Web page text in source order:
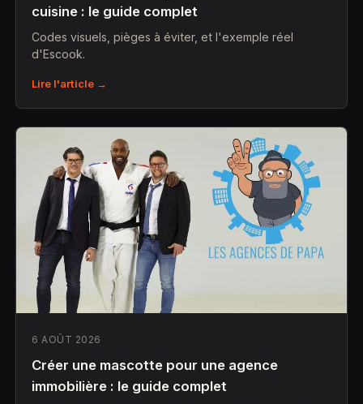
cuisine : le guide complet
Codes visuels, pièges à éviter, et l'exemple réel
d'Escook.
Lire l'article →
6 AOÛT 2026
Créer une mascotte pour une agence
immobilière : le guide complet